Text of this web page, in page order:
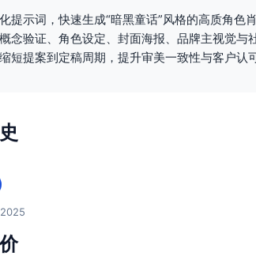
提示词，快速生成“暗黑童话”风格的高质角
念验证、角色设定、封面海报、品牌主视觉
短提案到定稿周期，提升审美一致性与客户认可